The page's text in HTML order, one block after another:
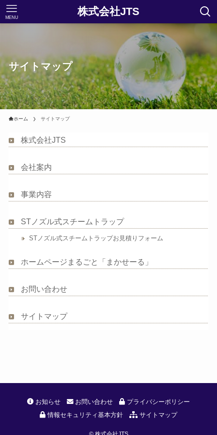
株式会社JTS
MENU
サイトマップ
ホーム サイトマップ
株式会社JTS
会社案内
事業内容
STノズル式スチームトラップ
STノズル式スチームトラップお見積りフォーム
ホームページまるごと「まかせーる」
お問い合わせ
サイトマップ
お知らせ お問い合わせ
プライバシーポリシー
情報セキュリティ基本方針
サイトマップ